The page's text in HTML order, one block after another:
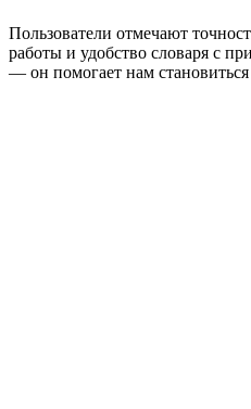
Пользователи отмечают
работы и удобство словаря с
— он помогает нам